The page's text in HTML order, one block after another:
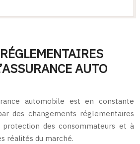
AUTO
automobile est en constante
des changements réglementaires
des consommateurs et à
réalités du marché.